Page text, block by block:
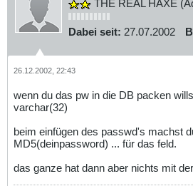
THE REAL HAXE
Dabei seit: 27.07.2002
26.12.2002, 22:43
wenn du das pw in die DB packen
varchar(32)
beim einfügen des passwd's machst
MD5(deinpassword) ... für das feld.
das ganze hat dann aber nichts mit